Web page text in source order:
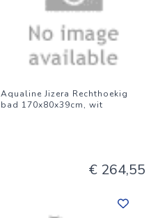
Aqualine Jizera Rechthoekig
bad 170x80x39cm, wit
€ 264,55